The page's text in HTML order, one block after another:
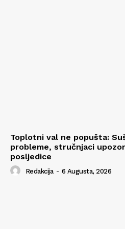
Toplotni val ne popušta:
probleme, stručnjaci
posljedice
Redakcija - 6 Augusta, 2026